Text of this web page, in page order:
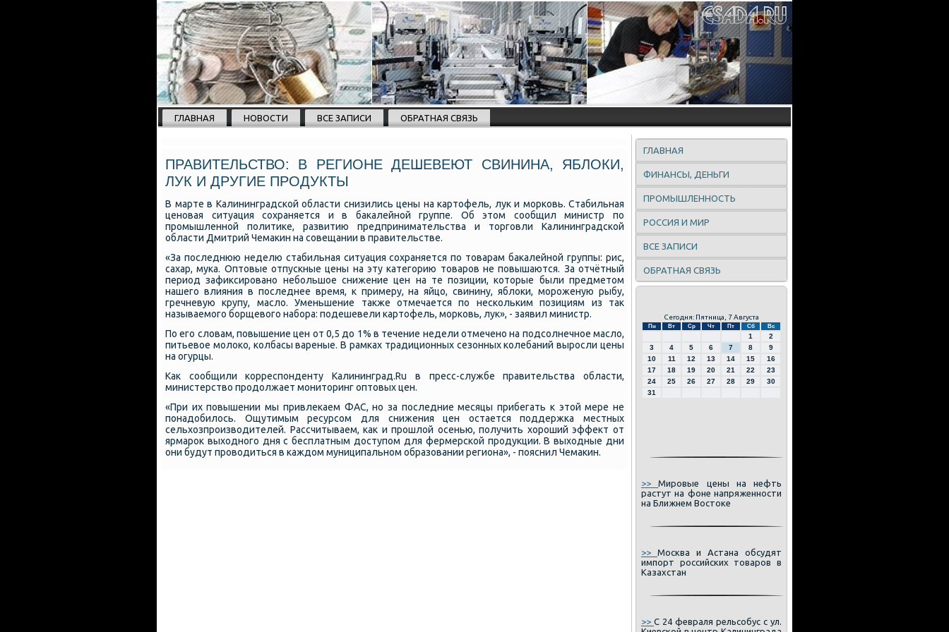
ГЛАВНАЯ НОВОСТИ ВСЕ ЗАПИСИ ОБРАТНАЯ СВЯЗЬ
ПРАВИТЕЛЬСТВО: В РЕГИОНЕ ДЕШЕВЕЮТ СВИНИНА, ЯБЛОКИ,
ЛУК И ДРУГИЕ ПРОДУКТЫ
В марте в Калининградской области снизились цены на картофель, лук и морковь. Стабильная
ценовая ситуация сохраняется и в бакалейной группе. Об этом сообщил министр по
промышленной политике, развитию предпринимательства и торговли Калининградской
области Дмитрий Чемакин на совещании в правительстве.
«За последнюю неделю стабильная ситуация сохраняется по товарам бакалейной группы: рис,
сахар, мука. Оптовые отпускные цены на эту категорию товаров не повышаются. За отчётный
период зафиксировано небольшое снижение цен на те позиции, которые были предметом
нашего влияния в последнее время, к примеру, на яйцо, свинину, яблоки, мороженую рыбу,
гречневую крупу, масло. Уменьшение также отмечается по нескольким позициям из так
называемого борщевого набора: подешевели картофель, морковь, лук», - заявил министр.
По его словам, повышение цен от 0,5 до 1% в течение недели отмечено на подсолнечное масло,
питьевое молоко, колбасы вареные. В рамках традиционных сезонных колебаний выросли цены
на огурцы.
Как сообщили корреспонденту Калининград.Ru в пресс-службе правительства области,
министерство продолжает мониторинг оптовых цен.
«При их повышении мы привлекаем ФАС, но за последние месяцы прибегать к этой мере не
понадобилось. Ощутимым ресурсом для снижения цен остается поддержка местных
сельхозпроизводителей. Рассчитываем, как и прошлой осенью, получить хороший эффект от
ярмарок выходного дня с бесплатным доступом для фермерской продукции. В выходные дни
они будут проводиться в каждом муниципальном образовании региона», - пояснил Чемакин.
ГЛАВНАЯ
ФИНАНСЫ, ДЕНЬГИ
ПРОМЫШЛЕННОСТЬ
РОССИЯ И МИР
ВСЕ ЗАПИСИ
ОБРАТНАЯ СВЯЗЬ
Сегодня: Пятница, 7 Августа
Пн Вт Ср Чт Пт Сб Вс
1
2
3
4 5 6 7 8
9
10
11 12 13 14 15
16
17
18 19 20 21 22
23
24
25 26 27 28 29
30
31
>>Мировые цены на нефть
растут на фоне напряженности
на Ближнем Востоке
>> Москва и Астана обсудят
импорт российских товаров в
Казахстан
>> С 24 февраля рельсобус с ул.